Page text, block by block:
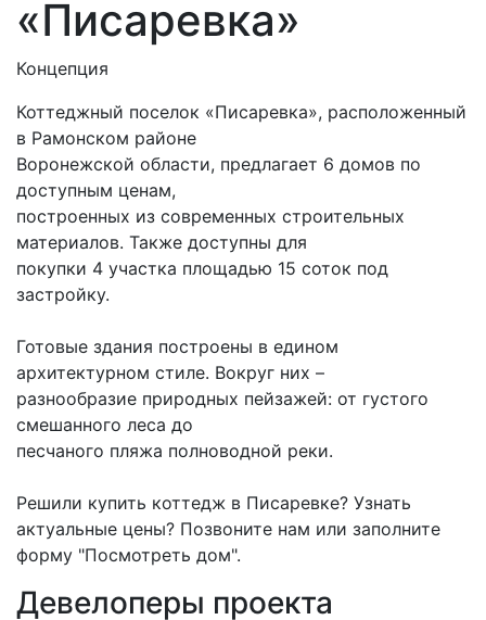
«Писаревка»
Концепция
Коттеджный поселок «Писаревка», расположенный
в Рамонском районе
Воронежской области, предлагает 6 домов по
доступным ценам,
построенных из современных строительных
материалов. Также доступны для
покупки 4 участка площадью 15 соток под
застройку.
Готовые здания построены в едином
архитектурном стиле. Вокруг них –
разнообразие природных пейзажей: от густого
смешанного леса до
песчаного пляжа полноводной реки.
Решили купить коттедж в Писаревке? Узнать
актуальные цены? Позвоните нам или заполните
форму "Посмотреть дом".
Девелоперы проекта